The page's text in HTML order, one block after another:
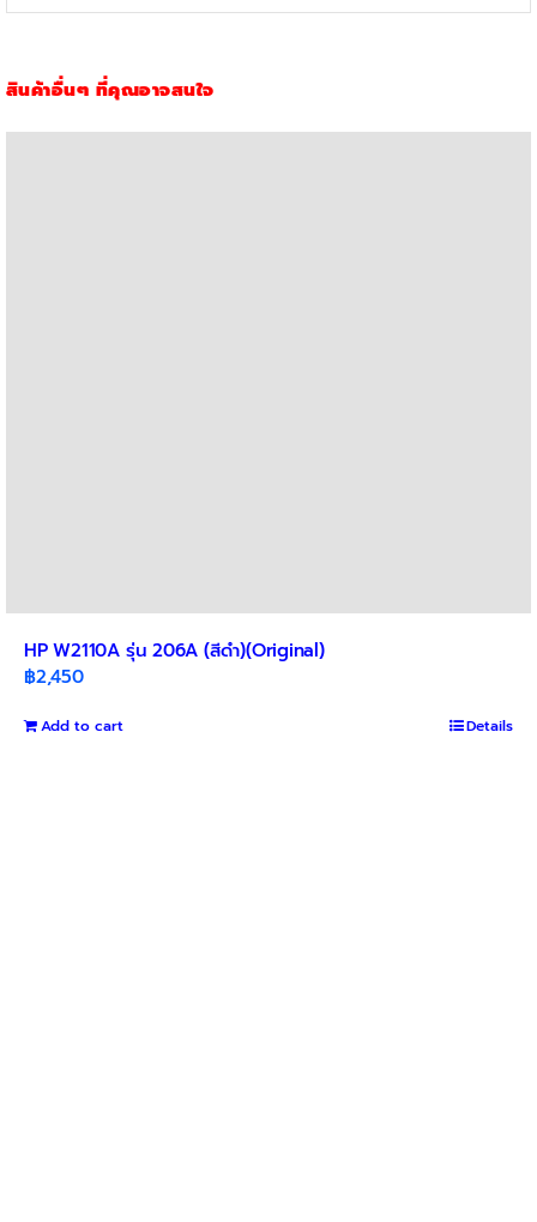
สินค้าอื่นๆ ที่คุณอาจสนใจ
HP W2110A รุ่น 206A (สีดำ)(Original)
฿2,450
Add to cart Details